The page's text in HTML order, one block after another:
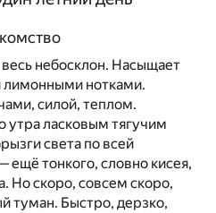
небосклон. Насыщает
лимонными нотками.
силой, теплом.
утра ласковым тягучим
света по всей
ещё тонкого, словно кисея,
Но скоро, совсем скоро,
туман. Быстро, дерзко,